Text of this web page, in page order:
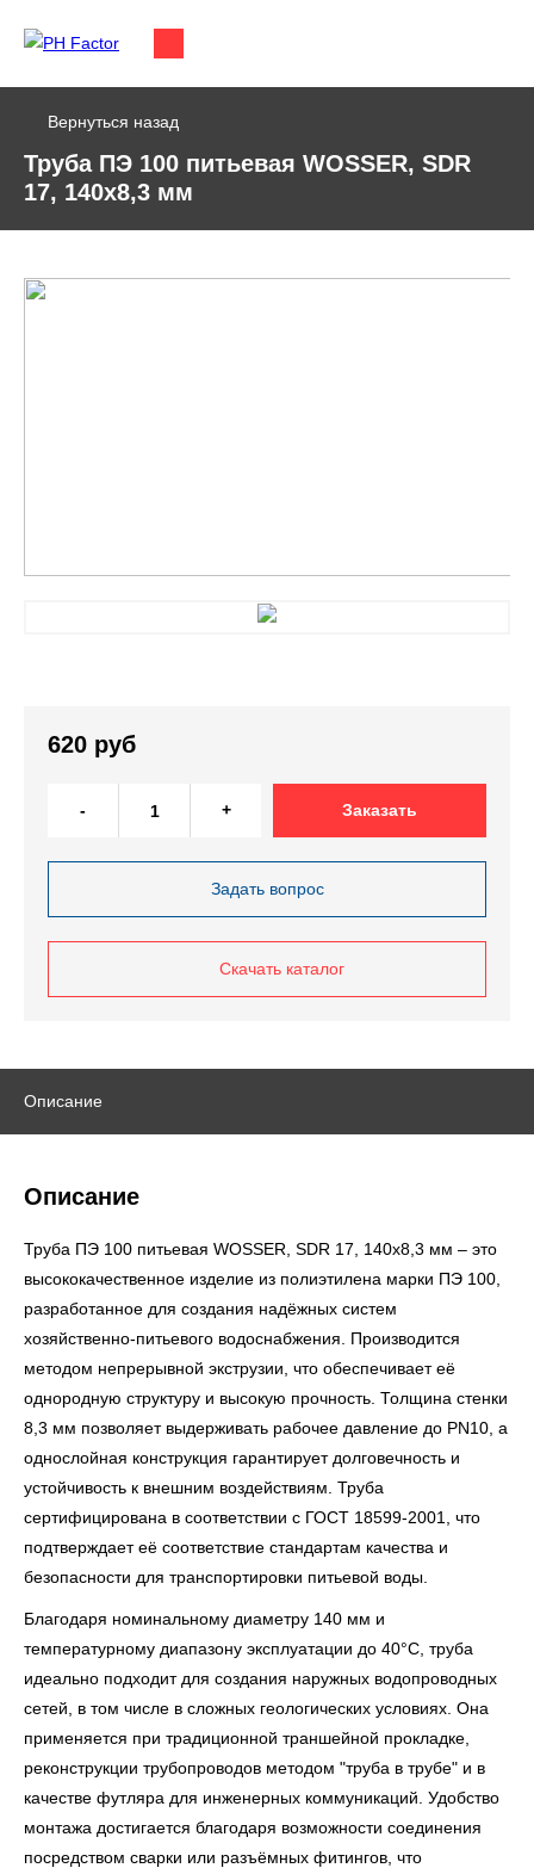
Вернуться назад
Труба ПЭ 100 питьевая WOSSER, SDR
17, 140х8,3 мм
620 руб
- + Заказать
Задать вопрос
Скачать каталог
Описание
Описание
Труба ПЭ 100 питьевая WOSSER, SDR 17, 140х8,3 мм – это
высококачественное изделие из полиэтилена марки ПЭ 100,
разработанное для создания надёжных систем
хозяйственно-питьевого водоснабжения. Производится
методом непрерывной экструзии, что обеспечивает её
однородную структуру и высокую прочность. Толщина стенки
8,3 мм позволяет выдерживать рабочее давление до PN10, а
однослойная конструкция гарантирует долговечность и
устойчивость к внешним воздействиям. Труба
сертифицирована в соответствии с ГОСТ 18599-2001, что
подтверждает её соответствие стандартам качества и
безопасности для транспортировки питьевой воды.
Благодаря номинальному диаметру 140 мм и
температурному диапазону эксплуатации до 40°С, труба
идеально подходит для создания наружных водопроводных
сетей, в том числе в сложных геологических условиях. Она
применяется при традиционной траншейной прокладке,
реконструкции трубопроводов методом "труба в трубе" и в
качестве футляра для инженерных коммуникаций. Удобство
монтажа достигается благодаря возможности соединения
посредством сварки или разъёмных фитингов, что